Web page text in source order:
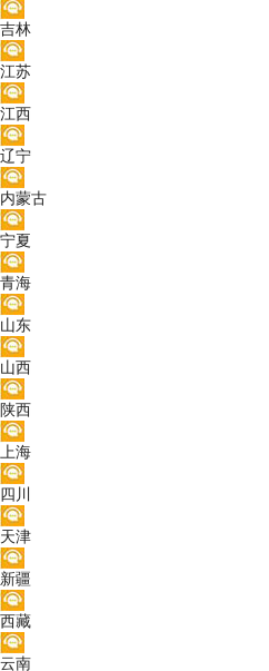
吉林
江苏
江西
辽宁
内蒙古
宁夏
青海
山东
山西
陕西
上海
四川
天津
新疆
西藏
云南